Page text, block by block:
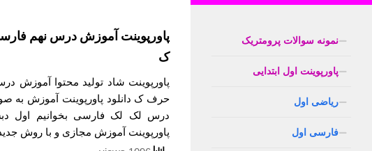
پاورپوینت آموزش درس نهم
ک
پاورپوینت شاد تولید محتوا آموزش
حرف ک دانلود پاورپوینت آموزش به
درس لک لک فارسی بخوانیم اول
پاورپوینت آموزش مجازی و با روش
نمونه سوالات پرومتریک
پاورپوینت اول ابتدایی
ریاضی اول
فارسی اول